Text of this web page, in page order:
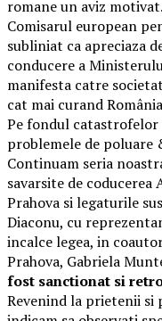
romane un aviz motivat.
Comisarul european
subliniat ca apreciaza
conducere a
manifesta catre
cat mai curand
Pe fondul catastrofelor
problemele de poluare
Continuam seria
savarsite de
Prahova si legaturile
Diaconu, cu
incalce legea, in
Prahova, Gabriela
fost sanctionat si
Revenind la prietenii